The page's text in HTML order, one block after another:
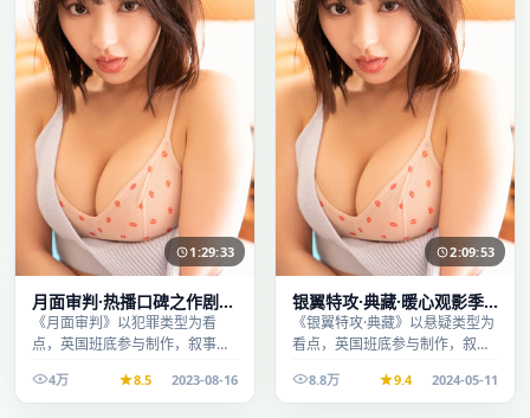
1:29:33
月面审判·热播口碑之作剧情
扎实演技在线
《月面审判》以犯罪类型为看
点，英国班底参与制作，叙事完
看。4万 8.5 2023-08-16
2:09:53
银翼特攻·典藏·暖心观影季
口碑发酵持续升温
《银翼特攻·典藏》以悬疑类型为
看点，英国班底参与制作，叙事
观看。
8.8万 9.4 2024-05-11